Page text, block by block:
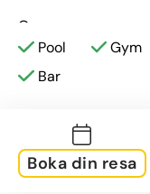
Om rummen
Boendet erbjuder
med Wi-Fi, platt-
avgift). I
Om området
Hotellet är beläget
sevärdheter: Palma
Pool Gym
Bar
Boka din resa